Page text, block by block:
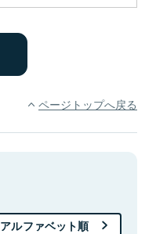
ページトップへ戻る
アルファベット順